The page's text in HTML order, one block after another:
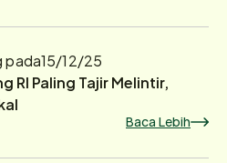
pada15/12/25
RI Paling Tajir Melintir,
Baca Lebih